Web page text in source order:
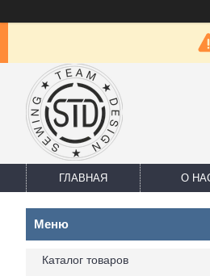
ГЛАВНАЯ О
Каталог товаров